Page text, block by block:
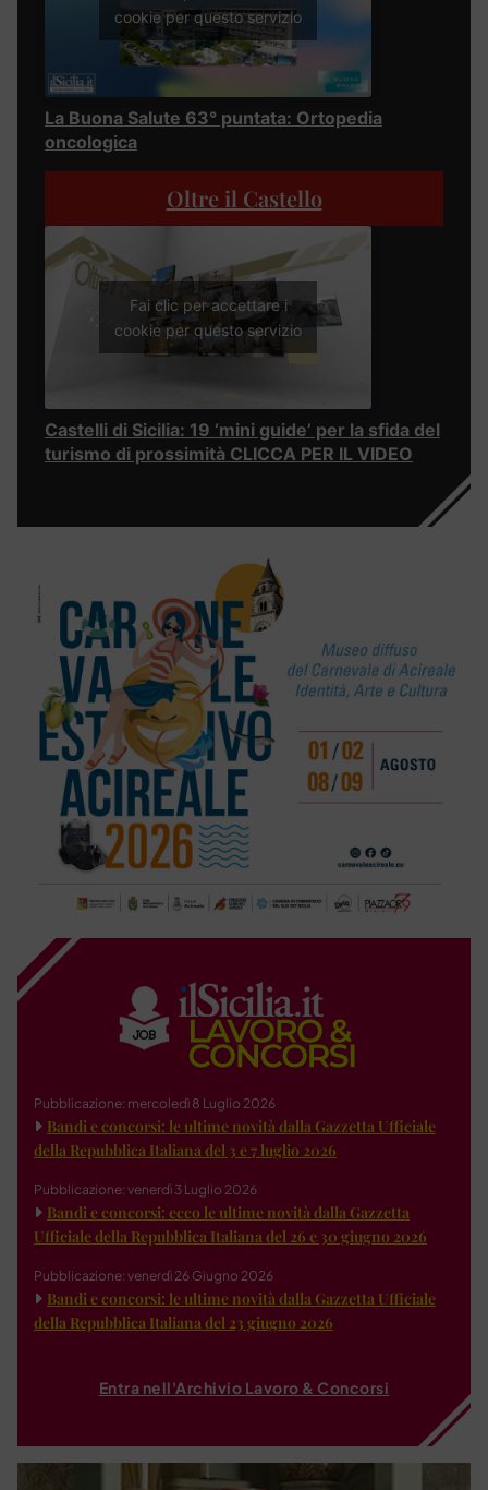
cookie per questo servizio
La Buona Salute 63° puntata: Ortopedia
oncologica
Oltre il Castello
Fai clic per accettare i
cookie per questo servizio
Castelli di Sicilia: 19 ‘mini guide’ per la sfida del
turismo di prossimità CLICCA PER IL VIDEO
Pubblicazione: mercoledì 8 Luglio 2026
Bandi e concorsi: le ultime novità dalla Gazzetta Ufficiale
della Repubblica Italiana del 3 e 7 luglio 2026
Pubblicazione: venerdì 3 Luglio 2026
Bandi e concorsi: ecco le ultime novità dalla Gazzetta
Ufficiale della Repubblica Italiana del 26 e 30 giugno 2026
Pubblicazione: venerdì 26 Giugno 2026
Bandi e concorsi: le ultime novità dalla Gazzetta Ufficiale
della Repubblica Italiana del 23 giugno 2026
Entra nell'Archivio Lavoro & Concorsi